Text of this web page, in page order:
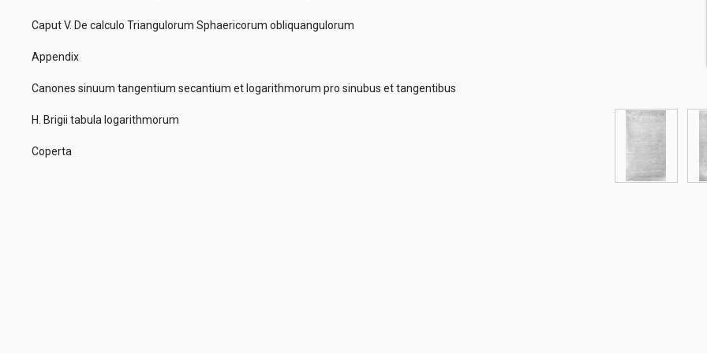
Caput V. De calculo Triangulorum Sphaericorum obliquangulorum
Appendix
Canones sinuum tangentium secantium et logarithmorum pro sinubus et tangentibus
H. Brigii tabula logarithmorum
Coperta